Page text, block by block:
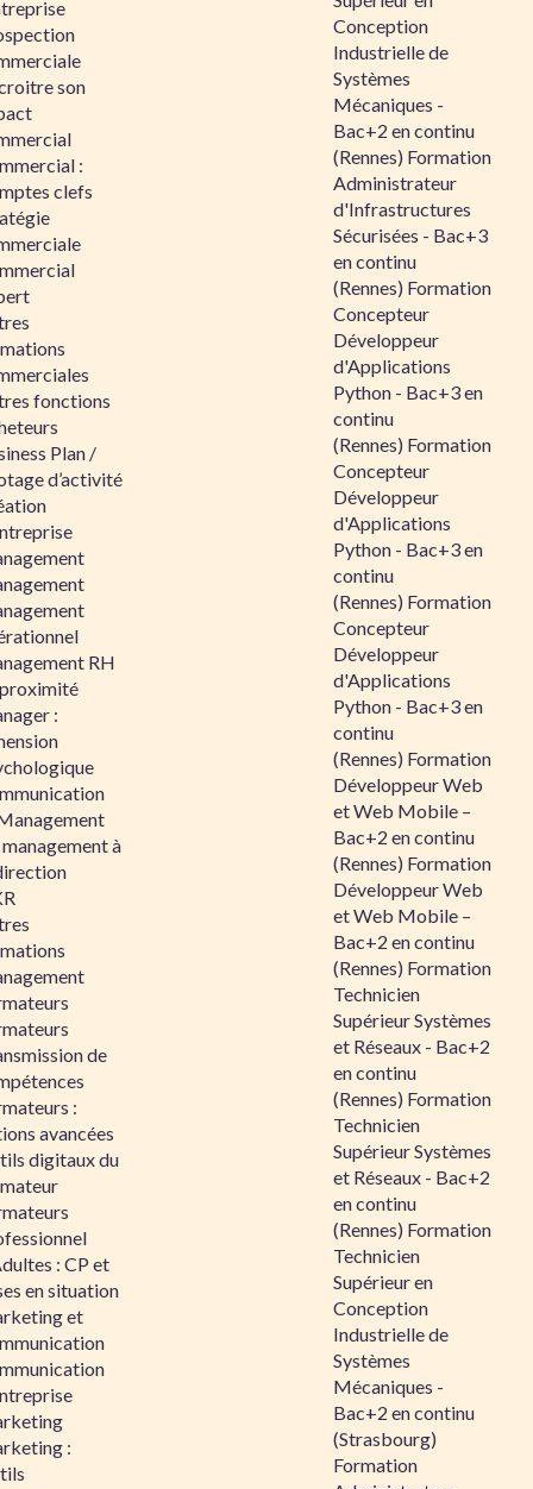
son
:
clefs
fonctions
Plan /
d’activité
RH
:
à
de
:
avancées
digitaux du
: CP et
en situation
et
:
Conception
Industrielle de
Systèmes
Mécaniques -
Bac+2 en continu
(Rennes) Formation
Administrateur
d'Infrastructures
Sécurisées - Bac+3
en continu
(Rennes) Formation
Concepteur
Développeur
d'Applications
Python - Bac+3 en
continu
(Rennes) Formation
Concepteur
Développeur
d'Applications
Python - Bac+3 en
continu
(Rennes) Formation
Concepteur
Développeur
d'Applications
Python - Bac+3 en
continu
(Rennes) Formation
Développeur Web
et Web Mobile –
Bac+2 en continu
(Rennes) Formation
Développeur Web
et Web Mobile –
Bac+2 en continu
(Rennes) Formation
Technicien
Supérieur Systèmes
et Réseaux - Bac+2
en continu
(Rennes) Formation
Technicien
Supérieur Systèmes
et Réseaux - Bac+2
en continu
(Rennes) Formation
Technicien
Supérieur en
Conception
Industrielle de
Systèmes
Mécaniques -
Bac+2 en continu
(Strasbourg)
Formation